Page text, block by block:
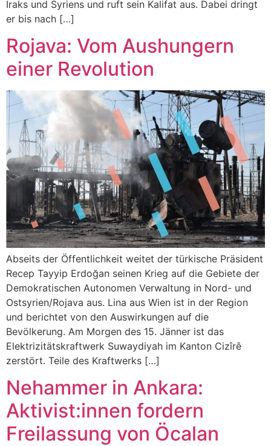
Iraks und Syriens und ruft sein Kalifat aus. Dabei dringt
er bis nach […]
Rojava: Vom Aushungern
einer Revolution
Abseits der Öffentlichkeit weitet der türkische Präsident
Recep Tayyip Erdoğan seinen Krieg auf die Gebiete der
Demokratischen Autonomen Verwaltung in Nord- und
Ostsyrien/Rojava aus. Lina aus Wien ist in der Region
und berichtet von den Auswirkungen auf die
Bevölkerung. Am Morgen des 15. Jänner ist das
Elektrizitätskraftwerk Suwaydiyah im Kanton Cizîrê
zerstört. Teile des Kraftwerks […]
Nehammer in Ankara:
Aktivist:innen fordern
Freilassung von Öcalan